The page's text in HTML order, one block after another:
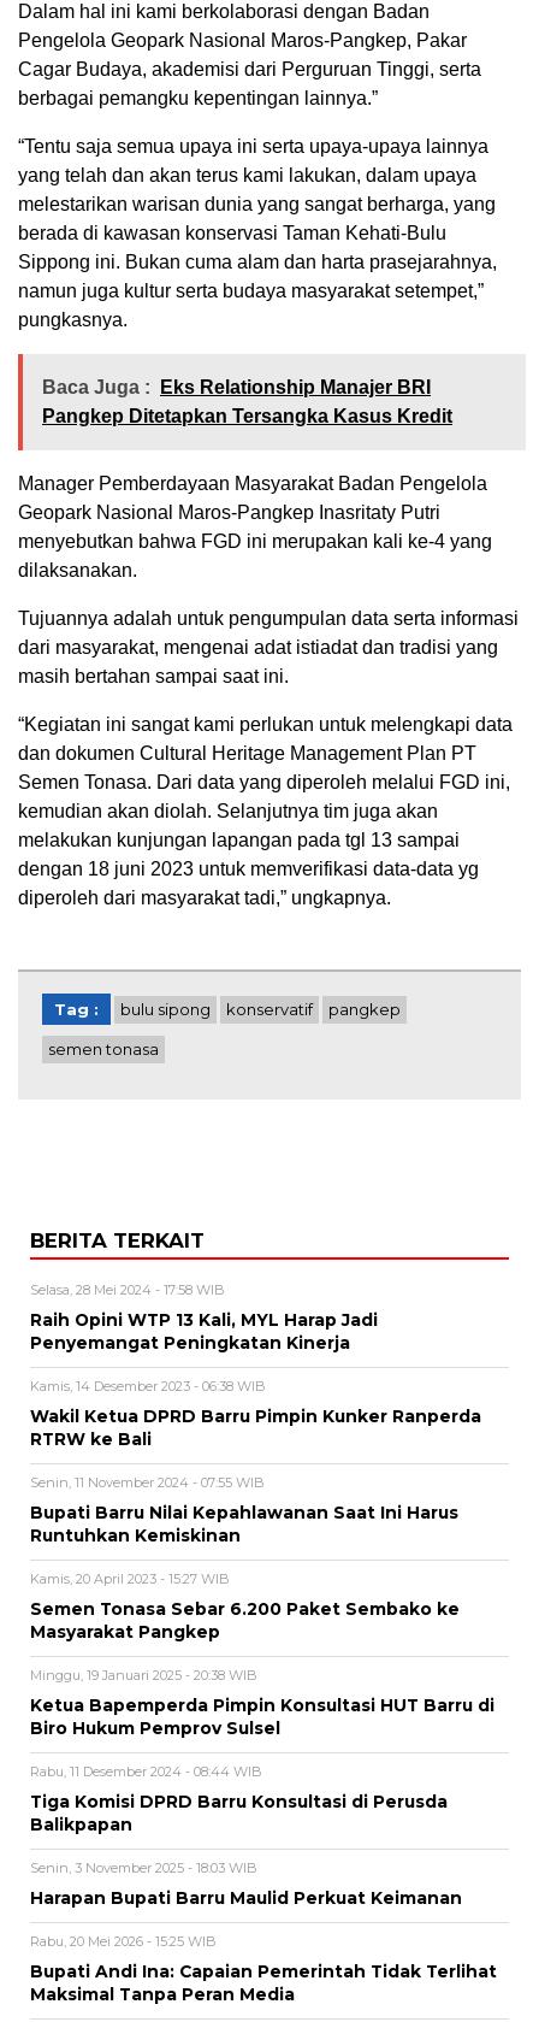
Dalam hal ini kami berkolaborasi dengan Badan
Pengelola Geopark Nasional Maros-Pangkep, Pakar
Cagar Budaya, akademisi dari Perguruan Tinggi, serta
berbagai pemangku kepentingan lainnya.”
“Tentu saja semua upaya ini serta upaya-upaya lainnya
yang telah dan akan terus kami lakukan, dalam upaya
melestarikan warisan dunia yang sangat berharga, yang
berada di kawasan konservasi Taman Kehati-Bulu
Sippong ini. Bukan cuma alam dan harta prasejarahnya,
namun juga kultur serta budaya masyarakat setempet,”
pungkasnya.
Baca Juga :
Eks Relationship Manajer BRI
Pangkep Ditetapkan Tersangka Kasus Kredit
Manager Pemberdayaan Masyarakat Badan Pengelola
Geopark Nasional Maros-Pangkep Inasritaty Putri
menyebutkan bahwa FGD ini merupakan kali ke-4 yang
dilaksanakan.
Tujuannya adalah untuk pengumpulan data serta informasi
dari masyarakat, mengenai adat istiadat dan tradisi yang
masih bertahan sampai saat ini.
“Kegiatan ini sangat kami perlukan untuk melengkapi data
dan dokumen Cultural Heritage Management Plan PT
Semen Tonasa. Dari data yang diperoleh melalui FGD ini,
kemudian akan diolah. Selanjutnya tim juga akan
melakukan kunjungan lapangan pada tgl 13 sampai
dengan 18 juni 2023 untuk memverifikasi data-data yg
diperoleh dari masyarakat tadi,” ungkapnya.
Tag : bulu sipong konservatif pangkep
semen tonasa
BERITA TERKAIT
Selasa, 28 Mei 2024 - 17:58 WIB
Raih Opini WTP 13 Kali, MYL Harap Jadi
Penyemangat Peningkatan Kinerja
Kamis, 14 Desember 2023 - 06:38 WIB
Wakil Ketua DPRD Barru Pimpin Kunker Ranperda
RTRW ke Bali
Senin, 11 November 2024 - 07:55 WIB
Bupati Barru Nilai Kepahlawanan Saat Ini Harus
Runtuhkan Kemiskinan
Kamis, 20 April 2023 - 15:27 WIB
Semen Tonasa Sebar 6.200 Paket Sembako ke
Masyarakat Pangkep
Minggu, 19 Januari 2025 - 20:38 WIB
Ketua Bapemperda Pimpin Konsultasi HUT Barru di
Biro Hukum Pemprov Sulsel
Rabu, 11 Desember 2024 - 08:44 WIB
Tiga Komisi DPRD Barru Konsultasi di Perusda
Balikpapan
Senin, 3 November 2025 - 18:03 WIB
Harapan Bupati Barru Maulid Perkuat Keimanan
Rabu, 20 Mei 2026 - 15:25 WIB
Bupati Andi Ina: Capaian Pemerintah Tidak Terlihat
Maksimal Tanpa Peran Media